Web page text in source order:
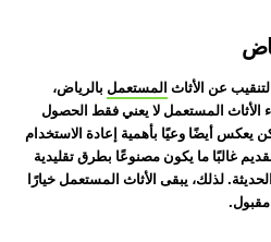
عن الأثاث المستعمل بالرياض،
المستعمل لا يعني فقط الحصول
أيضًا وعيًا بأهمية إعادة الاستخدام
غالبًا ما يكون مصنوعًا بطرق تقليدية
لذلك، يبقى الأثاث المستعمل خيارًا